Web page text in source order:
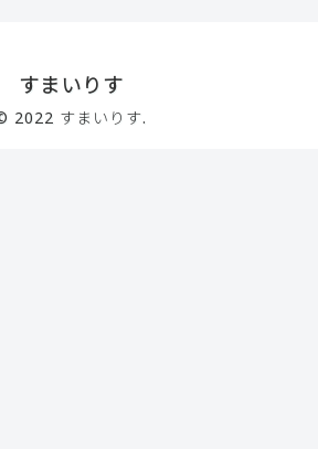
すまいりす
2022 すまいりす.